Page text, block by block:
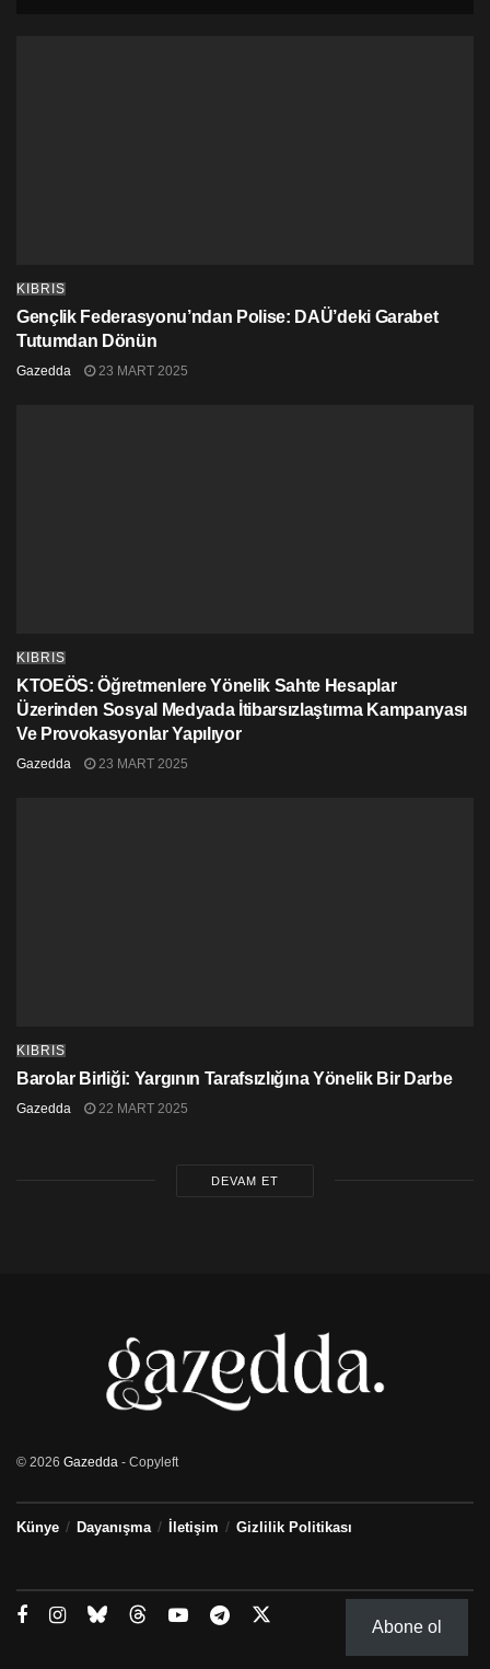
KIBRIS
Gençlik Federasyonu’ndan Polise: DAÜ’deki Garabet
Tutumdan Dönün
Gazedda 23 MART 2025
KIBRIS
KTOEÖS: Öğretmenlere Yönelik Sahte Hesaplar
Üzerinden Sosyal Medyada İtibarsızlaştırma Kampanyası
Ve Provokasyonlar Yapılıyor
Gazedda 23 MART 2025
KIBRIS
Barolar Birliği: Yargının Tarafsızlığına Yönelik Bir Darbe
Gazedda 22 MART 2025
DEVAM ET
© 2026 Gazedda - Copyleft
Künye Dayanışma İletişim Gizlilik Politikası
Abone ol